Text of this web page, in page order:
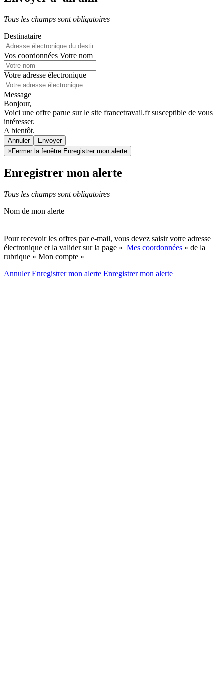
Tous les champs sont obligatoires
Destinataire
Vos coordonnées Votre nom
Votre adresse électronique
Message
Bonjour,
Voici une offre parue sur le site francetravail.fr susceptible de vous
intéresser.
A bientôt.
Annuler
× Fermer la fenêtre Enregistrer mon alerte
Enregistrer mon alerte
Tous les champs sont obligatoires
Nom de mon alerte
Pour recevoir les offres par e-mail, vous devez saisir votre adresse
électronique et la valider sur la page « Mes coordonnées » de la
rubrique « Mon compte »
AnnulerEnregistrer mon alerte Enregistrermon alerte